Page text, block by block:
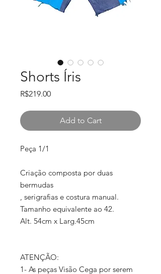
Shorts Íris
R$219.00Price
Add to Cart
Peça 1/1
Criação composta por duas
bermudas
, serigrafias e costura manual.
Tamanho equivalente ao 42.
Alt. 54cm x Larg.45cm
ATENÇÃO:
1- As peças Visão Cega por serem